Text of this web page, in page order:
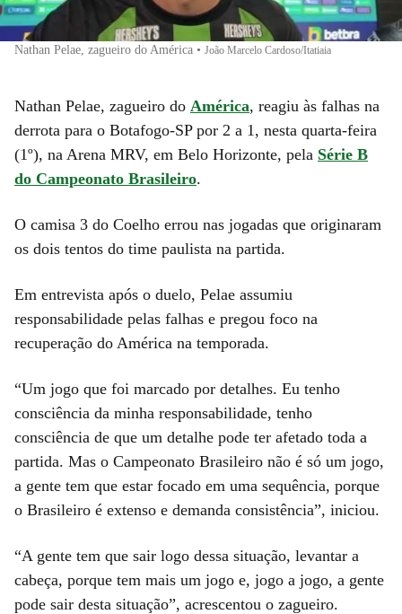
Nathan Pelae, zagueiro do América • João Marcelo Cardoso/Itatiaia
Nathan Pelae, zagueiro do América, reagiu às falhas na
derrota para o Botafogo-SP por 2 a 1, nesta quarta-feira
(1º), na Arena MRV, em Belo Horizonte, pela Série B
do Campeonato Brasileiro.
O camisa 3 do Coelho errou nas jogadas que originaram
os dois tentos do time paulista na partida.
Em entrevista após o duelo, Pelae assumiu
responsabilidade pelas falhas e pregou foco na
recuperação do América na temporada.
“Um jogo que foi marcado por detalhes. Eu tenho
consciência da minha responsabilidade, tenho
consciência de que um detalhe pode ter afetado toda a
partida. Mas o Campeonato Brasileiro não é só um jogo,
a gente tem que estar focado em uma sequência, porque
o Brasileiro é extenso e demanda consistência”, iniciou.
“A gente tem que sair logo dessa situação, levantar a
cabeça, porque tem mais um jogo e, jogo a jogo, a gente
pode sair desta situação”, acrescentou o zagueiro.